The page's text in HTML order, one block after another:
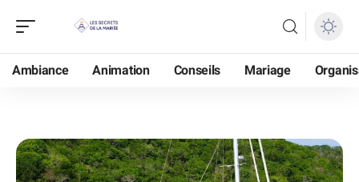
Ambiance Animation Conseils Mariage